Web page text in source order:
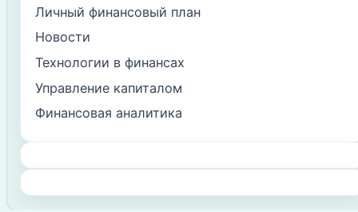
Личный финансовый план
Новости
Технологии в финансах
Управление капиталом
Финансовая аналитика